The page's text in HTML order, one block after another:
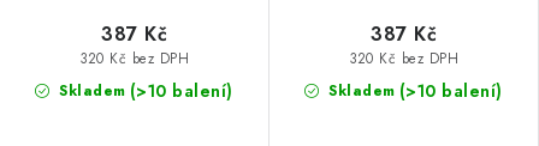
Skladem (>10 balení)
320 Kč bez DPH
387 Kč
Skladem (>10 balení)
320 Kč bez DPH
387 Kč